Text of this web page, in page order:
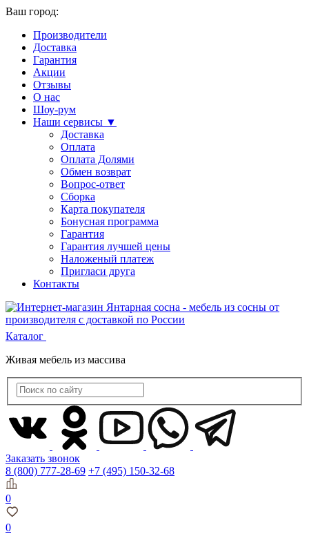
Ваш город:
Производители
Доставка
Гарантия
Акции
Отзывы
О нас
Шоу-рум
Наши сервисы ▼
Доставка
Оплата
Оплата Долями
Обмен возврат
Вопрос-ответ
Сборка
Карта покупателя
Бонусная программа
Гарантия
Гарантия лучшей цены
Наложеный платеж
Пригласи друга
Контакты
Каталог
Живая мебель из массива
Заказать звонок
8 (800) 777-28-69 +7 (495) 150-32-68
0
0